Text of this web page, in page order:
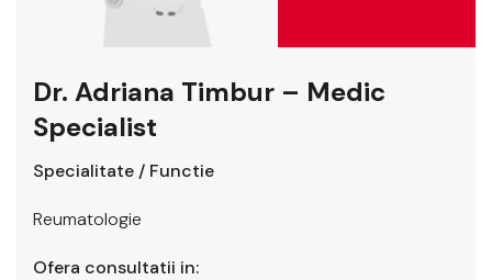
Dr. Adriana Timbur – Medic
Specialist
Specialitate / Functie
Reumatologie
Ofera consultatii in: